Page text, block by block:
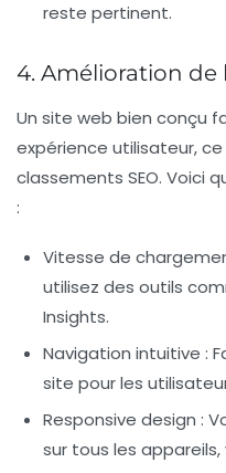
reste pertinent.
4. Amélioration de
Un site web bien conçu
expérience utilisateur,
classements SEO. Voici
:
Vitesse de
utilisez des outils
Insights.
Navigation intuitive :
site pour les
Responsive design :
sur tous les